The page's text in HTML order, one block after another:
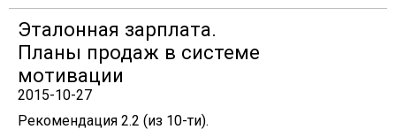
Эталонная зарплата.
Планы продаж в системе
мотивации
2015-10-27
Рекомендация 2.2 (из 10-ти).